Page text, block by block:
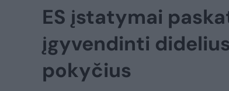
ES įstatymai
įgyvendinti
pokyčius